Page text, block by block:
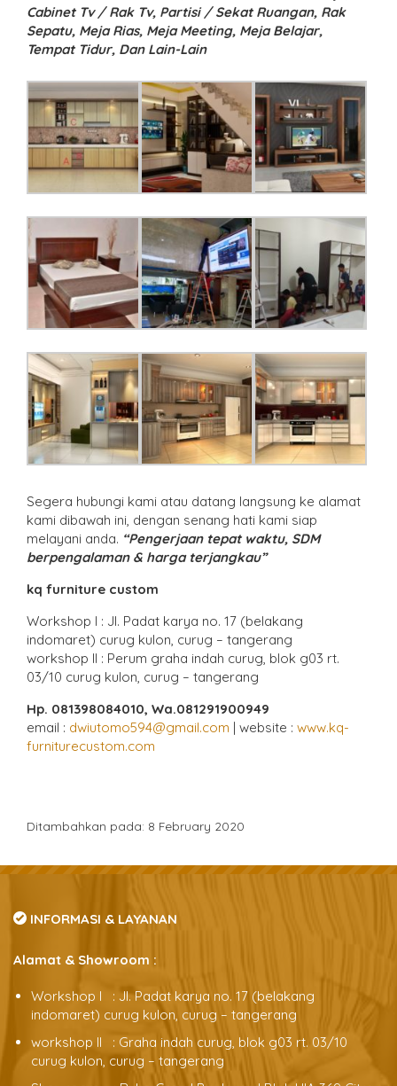
Cabinet Tv / Rak Tv, Partisi / Sekat Ruangan, Rak
Sepatu, Meja Rias, Meja Meeting, Meja Belajar,
Tempat Tidur, Dan Lain-Lain
Segera hubungi kami atau datang langsung ke alamat
kami dibawah ini, dengan senang hati kami siap
melayani anda. “Pengerjaan tepat waktu, SDM
berpengalaman & harga terjangkau”
kq furniture custom
Workshop l : Jl. Padat karya no. 17 (belakang
indomaret) curug kulon, curug – tangerang
workshop ll : Perum graha indah curug, blok g03 rt.
03/10 curug kulon, curug – tangerang
Hp. 081398084010, Wa.081291900949
email : dwiutomo594@gmail.com | website : www.kq-
furniturecustom.com
Ditambahkan pada: 8 February 2020
INFORMASI & LAYANAN
Alamat & Showroom :
Workshop l : Jl. Padat karya no. 17 (belakang
indomaret) curug kulon, curug – tangerang
workshop ll : Graha indah curug, blok g03 rt. 03/10
curug kulon, curug – tangerang